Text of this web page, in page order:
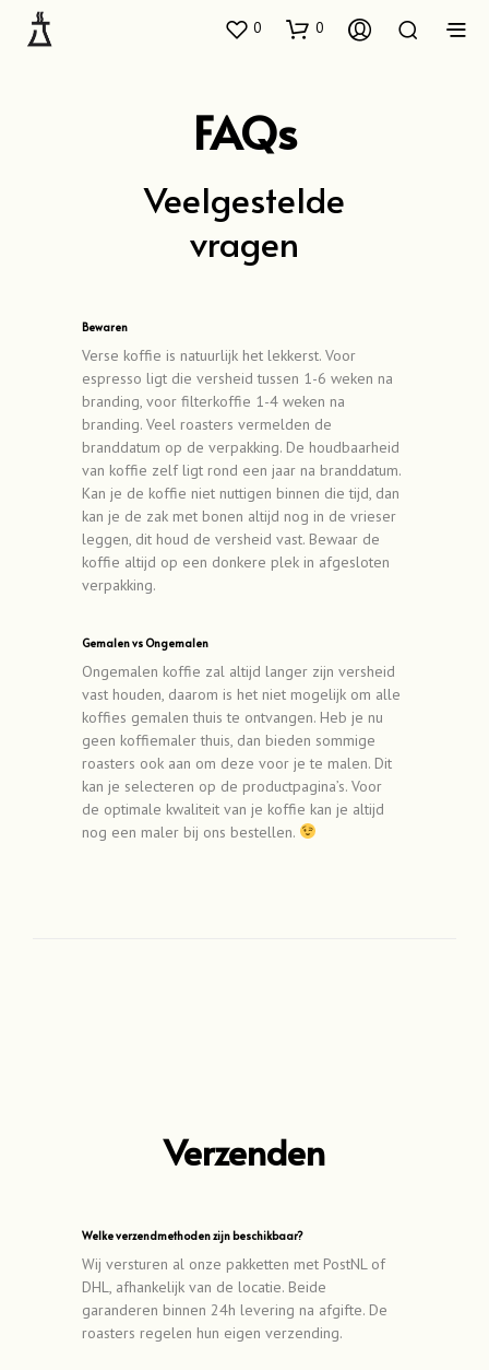
0 0
FAQs
Veelgestelde
vragen
Bewaren
Verse koffie is natuurlijk het lekkerst. Voor
espresso ligt die versheid tussen 1-6 weken na
branding, voor filterkoffie 1-4 weken na
branding. Veel roasters vermelden de
branddatum op de verpakking. De houdbaarheid
van koffie zelf ligt rond een jaar na branddatum.
Kan je de koffie niet nuttigen binnen die tijd, dan
kan je de zak met bonen altijd nog in de vrieser
leggen, dit houd de versheid vast. Bewaar de
koffie altijd op een donkere plek in afgesloten
verpakking.
Gemalen vs Ongemalen
Ongemalen koffie zal altijd langer zijn versheid
vast houden, daarom is het niet mogelijk om alle
koffies gemalen thuis te ontvangen. Heb je nu
geen koffiemaler thuis, dan bieden sommige
roasters ook aan om deze voor je te malen. Dit
kan je selecteren op de productpagina’s. Voor
de optimale kwaliteit van je koffie kan je altijd
nog een maler bij ons bestellen.
Verzenden
Welke verzendmethoden zijn beschikbaar?
Wij versturen al onze pakketten met PostNL of
DHL, afhankelijk van de locatie. Beide
garanderen binnen 24h levering na afgifte. De
roasters regelen hun eigen verzending.